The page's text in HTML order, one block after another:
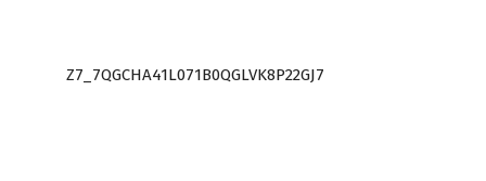
Z7_7QGCHA41L071B0QGLVK8P22GJ7